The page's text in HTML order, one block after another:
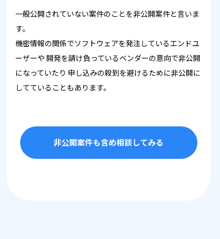
一般公開されていない案件のことを非公開案件と言いま
す。
機密情報の関係でソフトウェアを発注しているエンドユ
ーザーや 開発を請け負っているベンダーの意向で非公開
になっていたり 申し込みの殺到を避けるために非公開に
してていることもあります。
非公開案件も含め相談してみる